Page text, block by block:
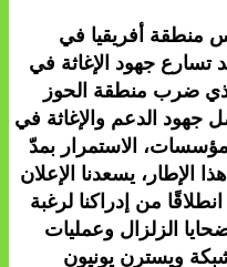
منطقة أفريقيا في
تسارع جهود الإغاثة في
ضرب منطقة الحوز
جهود الدعم والإغاثة في
ومؤسسات، الاستمرار بمدّ
الإطار، يسعدنا الإعلان
من إدراكنا لرغبة
الزلزال وعمليات
ويسترن يونيون